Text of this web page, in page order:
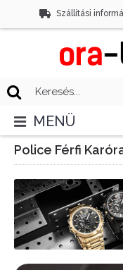
Szállítási
MENÜ
Police Férfi